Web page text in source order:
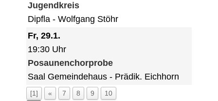
Jugendkreis
Dipfla
Wolfgang Stöhr
Fr, 29.1.
19:30 Uhr
Posaunenchorprobe
Saal Gemeindehaus
Prädik. Eichhorn
[1] « 7 8 9
10